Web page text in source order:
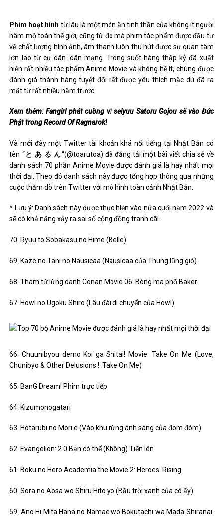
Phim hoạt hình từ lâu là một món ăn tinh thần của không ít người
hâm mộ toàn thế giới, cũng từ đó mà phim tác phẩm được đầu tư
về chất lượng hình ảnh, âm thanh luôn thu hút được sự quan tâm
lớn lao từ cư dân. dân mạng. Trong suốt hàng thập kỷ đã xuất
hiện rất nhiều tác phẩm Anime Movie và không hề ít, chúng được
đánh giá thành hàng tuyệt đối rất được yêu thích mặc dù đã ra
mắt từ rất nhiều năm trước.
Xem thêm: Fangirl phát cuồng vì seiyuu Satoru Gojou sẽ vào Đức
Phật trong Record Of Ragnarok!
Và mới đây một Twitter tài khoản khá nổi tiếng tại Nhật Bản có
tên “と あ る ん“(@toarutoa) đã đăng tải một bài viết chia sẻ về
danh sách 70 phần Anime Movie được đánh giá là hay nhất mọi
thời đại. Theo đó danh sách này được tổng hợp thông qua những
cuộc thăm dò trên Twitter với mô hình toàn cảnh Nhật Bản.
* Lưu ý: Danh sách này được thực hiện vào nửa cuối năm 2022 và
sẽ có khả năng xảy ra sai số cộng đồng tranh cãi.
70. Ryuu to Sobakasu no Hime (Belle)
69. Kaze no Tani no Nausicaä (Nausicaä của Thung lũng gió)
68. Thám tử lừng danh Conan Movie 06: Bóng ma phố Baker
67. Howl no Ugoku Shiro (Lâu đài di chuyển của Howl)
66. Chuunibyou demo Koi ga Shitai! Movie: Take On Me (Love,
Chunibyo & Other Delusions !: Take On Me)
65. BanG Dream! Phim trực tiếp
64. Kizumonogatari
63. Hotarubi no Mori e (Vào khu rừng ánh sáng của đom đóm)
62. Evangelion: 2.0 Bạn có thể (Không) Tiến lên
61. Boku no Hero Academia the Movie 2: Heroes: Rising
60. Sora no Aosa wo Shiru Hito yo (Bầu trời xanh của cô ấy)
59. Ano Hi Mita Hana no Namae wo Bokutachi wa Mada Shiranai.